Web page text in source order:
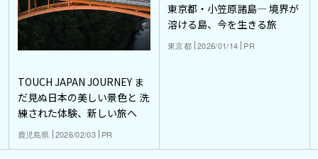
TOUCH JAPAN JOURNEY ま
だ見ぬ日本の美しい景色と 洗
練された体験、新しい旅へ
鹿児島県 2026/02/03 PR
東京都・小笠原諸島― 境界が
溶ける島、今を生きる旅
東京都 2026/01/14 PR